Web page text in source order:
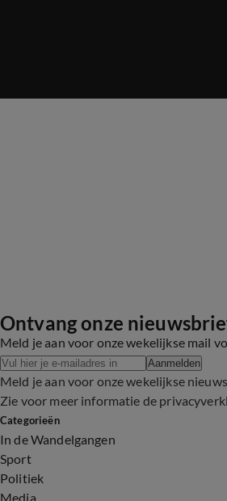
Ontvang onze
Meld je aan voor onze wekelijkse mail
Aanmelden
Meld je aan voor onze wekelijkse
Zie voor meer informatie de
Categorieën
In de Wandelgangen
Sport
Politiek
Media